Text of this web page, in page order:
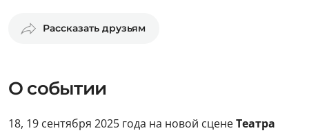
Рассказать друзьям
О событии
18, 19 сентября 2025 года на новой сценеТеатра